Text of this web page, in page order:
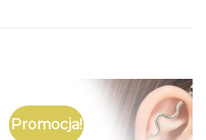
Promocja!